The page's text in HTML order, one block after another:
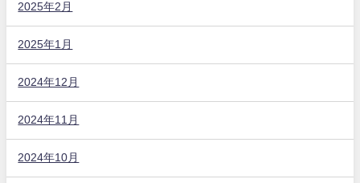
2025年2月
2025年1月
2024年12月
2024年11月
2024年10月